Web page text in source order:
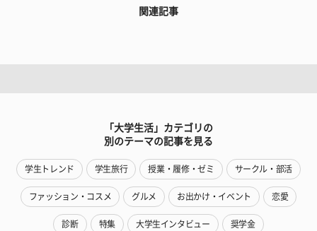
関連記事
「大学生活」カテゴリの
別のテーマの記事を見る
学生トレンド 学生旅行 授業・履修・ゼミ サークル・部活
ファッション・コスメ グルメ お出かけ・イベント 恋愛
診断 特集 大学生インタビュー 奨学金